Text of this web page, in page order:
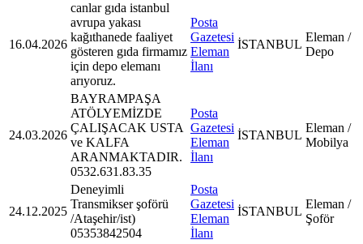
16.04.2026
canlar gıda istanbul
avrupa yakası
kağıthanede faaliyet
gösteren gıda firmamız
için depo elemanı
arıyoruz.
Posta
Gazetesi
Eleman
İlanı
İSTANBUL
Eleman /
Depo
24.03.2026
BAYRAMPAŞA
ATÖLYEMİZDE
ÇALIŞACAK USTA
ve KALFA
ARANMAKTADIR.
0532.631.83.35
Posta
Gazetesi
Eleman
İlanı
İSTANBUL
Eleman /
Mobilya
24.12.2025
Deneyimli
Transmikser şoförü
/Ataşehir/ist)
05353842504
Posta
Gazetesi
Eleman
İlanı
İSTANBUL
Eleman /
Şoför